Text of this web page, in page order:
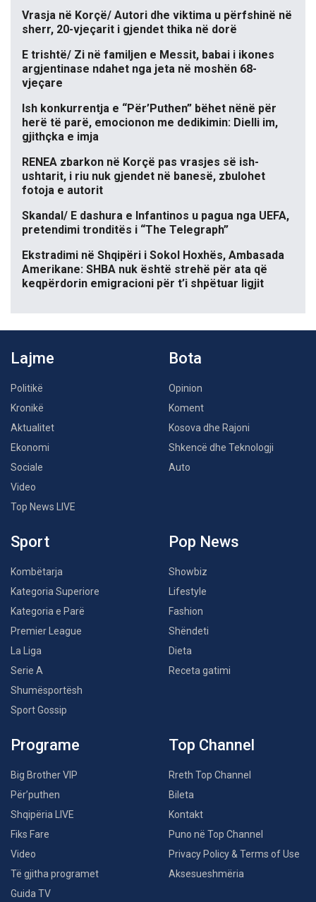
Vrasja në Korçë/ Autori dhe viktima u përfshinë në
sherr, 20-vjeçarit i gjendet thika në dorë
E trishtë/ Zi në familjen e Messit, babai i ikones
argjentinase ndahet nga jeta në moshën 68-
vjeçare
Ish konkurrentja e “Për’Puthen” bëhet nënë për
herë të parë, emocionon me dedikimin: Dielli im,
gjithçka e imja
RENEA zbarkon në Korçë pas vrasjes së ish-
ushtarit, i riu nuk gjendet në banesë, zbulohet
fotoja e autorit
Skandal/ E dashura e Infantinos u pagua nga UEFA,
pretendimi tronditës i “The Telegraph”
Ekstradimi në Shqipëri i Sokol Hoxhës, Ambasada
Amerikane: SHBA nuk është strehë për ata që
keqpërdorin emigracioni për t’i shpëtuar ligjit
Lajme
Politikë
Kronikë
Aktualitet
Ekonomi
Sociale
Video
Top News LIVE
Bota
Opinion
Koment
Kosova dhe Rajoni
Shkencë dhe Teknologji
Auto
Sport
Kombëtarja
Kategoria Superiore
Kategoria e Parë
Premier League
La Liga
Serie A
Shumësportësh
Sport Gossip
Pop News
Showbiz
Lifestyle
Fashion
Shëndeti
Dieta
Receta gatimi
Programe
Big Brother VIP
Për’puthen
Shqipëria LIVE
Fiks Fare
Video
Të gjitha programet
Guida TV
Top Channel
Rreth Top Channel
Bileta
Kontakt
Puno në Top Channel
Privacy Policy & Terms of Use
Aksesueshmëria